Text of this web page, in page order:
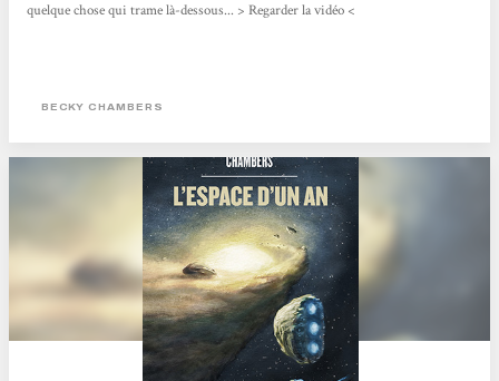
quelque chose qui trame là-dessous... > Regarder la vidéo <
BECKY CHAMBERS